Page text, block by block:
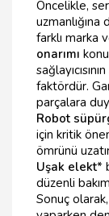
Öncelikle,
farklı marka
onarımı
faktördür.
parçalara
Robot
için kritik
ömrünü
Uşak elekt*
düzenli
Sonuç olarak,